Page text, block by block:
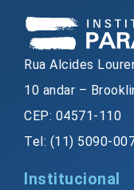
Rua Alcides
10 andar –
CEP: 04571-110
Tel: (11) 5090-
Institucional